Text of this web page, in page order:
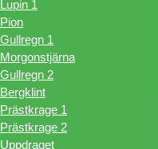
Lupin 1
Pion
Gullregn 1
Morgonstjärna
Gullregn 2
Bergklint
Prästkrage 1
Prästkrage 2
Uppdraget